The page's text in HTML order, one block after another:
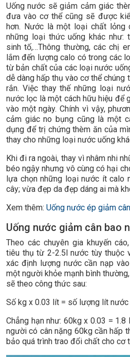
Uống nước sẽ giảm cảm giác
đưa vào cơ thể cũng sẽ được
hơn. Nước là một loại chất
những loại thức uống khác như:
sinh tố,…Thông thường, các chị
lắm đến lượng calo có trong các
từ bản chất của các loại nước
dễ dàng hấp thụ vào cơ thể chúng
rắn. Việc thay thế những loại
nước lọc là một cách hữu hiệu để
vào một ngày. Chính vì vậy,
cảm giác no bụng cũng là một
dụng để trị chứng thèm ăn của
thay cho những loại nước uống
Khi đi ra ngoài, thay vì nhâm nhi
béo ngậy nhưng vô cùng có hại
lựa chọn những loại nước ít calo
cây; vừa đẹp da đẹp dáng ai mà
Xem thêm: Uống nước ép giảm
Uống nước giảm cân bao
Theo các chuyên gia khuyến
tiêu thụ từ 2-2.5l nước tùy thuộc
xác định lượng nước cần nạp
một người khỏe mạnh bình
sẽ theo công thức sau:
Số kg x 0.03 lít = số lượng lít
Chẳng hạn như: 60kg x 0.03 =
người có cân nặng 60kg cần hấp
bảo quá trình trao đổi chất cho cơ